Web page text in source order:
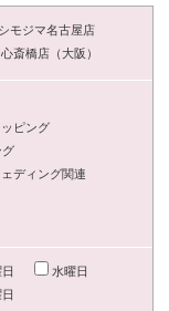
シモジマ名古屋店
斎橋店（大阪）
ッピング
グ
ェディング関連
水曜日